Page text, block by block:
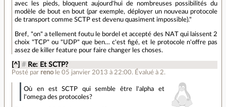
avec les pieds, bloquent aujourd'hui de nombreuses possibilités du
modèle de bout en bout (par exemple, déployer un nouveau protocole
de transport comme SCTP est devenu quasiment impossible)."
Bref, "on" a tellement foutu le bordel et accepté des NAT qui laissent 2
choix "TCP" ou "UDP" que ben… c'est figé, et le protocole n'offre pas
assez de killer feature pour faire changer les choses.
[^] # Re: Et SCTP?
Posté par reno le 05 janvier 2013 à 22:00. Évalué à 2.
Où en est SCTP qui semble être l'alpha et
l'omega des protocoles?